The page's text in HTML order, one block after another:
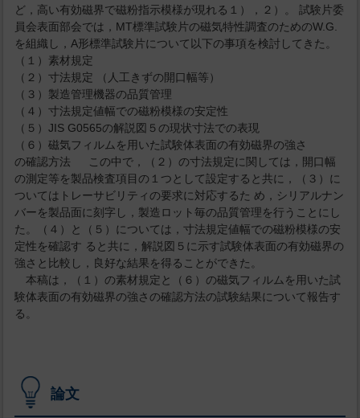
ど，高い有効磁界で磁粉指示模様が現れる１），２）。 試験片委
員会表面部会では，MT標準試験片の磁気特性調査のためのW.G.
を組織し，A形標準試験片について以下の事項を検討してきた。
（１）素材規定
（２）寸法規定 （人工きずの開口幅等）
（３）製造管理機器の品質管理
（４）寸法規定値幅での磁粉模様の安定性
（５）JIS G0565の解説図５の現状寸法での表現
（６）磁気フィルムを用いた試験体表面の有効磁界の強さ
の確認方法 この中で，（２）の寸法規定に関しては，開口幅
の測定等を製品検査項目の１つとして設定すると共に，（３）に
ついてはトレーサビリティの要求に対応するた め，シリアルナン
バーを製品面に刻字し，製造ロット毎の品質管理を行うことにし
た。（４）と（５）については，寸法規定値幅での磁粉模様の安
定性を確認す ると共に，解説図５に示す試験体表面の有効磁界の
強さと比較し，良好な結果を得ることができた。
本稿は，（１）の素材規定と（６）の磁気フィルムを用いた試
験体表面の有効磁界の強さの確認方法の試験結果について報告す
る。
論文